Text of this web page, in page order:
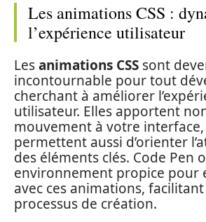
Les animations CSS :
l’expérience utilisateur
Lesanimations CSS sont
incontournable pour tout
cherchant à améliorer
utilisateur. Elles apportent
mouvement à votre
permettent aussi d’orienter
des éléments clés. Code Pen
environnement propice pour
avec ces animations,
processus de création.